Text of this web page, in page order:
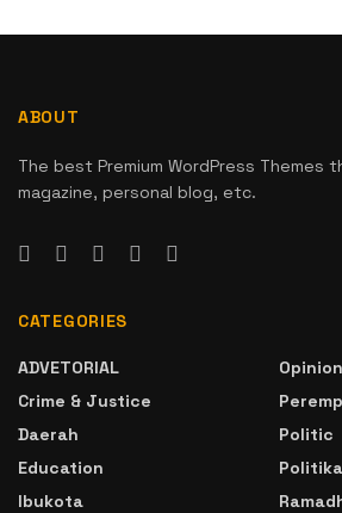
ABOUT
The best Premium WordPress
magazine, personal blog, etc.
CATEGORIES
ADVETORIAL
Crime & Justice
Daerah
Education
Ibukota
Opinion
Politic
Politika